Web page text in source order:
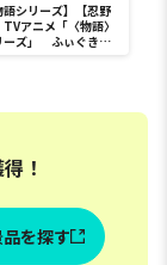
語シリーズ】【忍野
アニメ「〈物語〉
ーズ」 ふぃぐきゅ
！
を探す